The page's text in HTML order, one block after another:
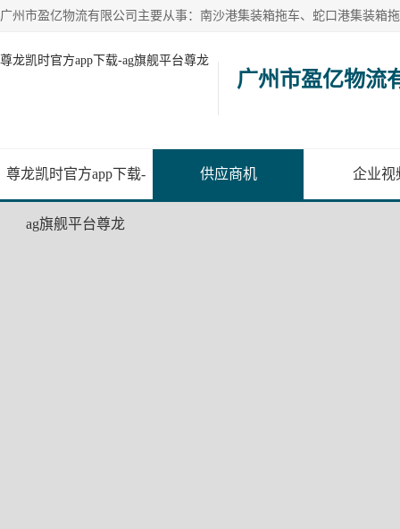
尊龙凯时官方app下载-ag旗舰平台尊龙
广州市盈亿物流
尊龙凯时官方app下载-
ag旗舰平台尊龙
供应商机 企业视